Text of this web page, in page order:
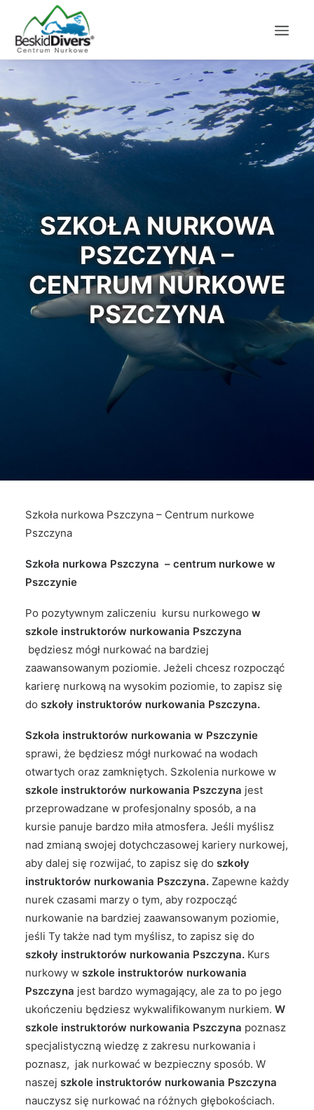
SZKOŁA NURKOWA
PSZCZYNA –
CENTRUM NURKOWE
PSZCZYNA
Szkoła nurkowa Pszczyna – Centrum nurkowe
Pszczyna
Szkoła nurkowa Pszczyna – centrum nurkowe w
Pszczynie
Po pozytywnym zaliczeniu kursu nurkowego w
szkole instruktorów nurkowania Pszczyna
będziesz mógł nurkować na bardziej
zaawansowanym poziomie. Jeżeli chcesz rozpocząć
karierę nurkową na wysokim poziomie, to zapisz się
do szkoły instruktorów nurkowania Pszczyna.
Szkoła instruktorów nurkowania w Pszczynie
sprawi, że będziesz mógł nurkować na wodach
otwartych oraz zamkniętych. Szkolenia nurkowe w
szkole instruktorów nurkowania Pszczyna jest
przeprowadzane w profesjonalny sposób, a na
kursie panuje bardzo miła atmosfera. Jeśli myślisz
nad zmianą swojej dotychczasowej kariery nurkowej,
aby dalej się rozwijać, to zapisz się do szkoły
instruktorów nurkowania Pszczyna. Zapewne każdy
nurek czasami marzy o tym, aby rozpocząć
nurkowanie na bardziej zaawansowanym poziomie,
jeśli Ty także nad tym myślisz, to zapisz się do
szkoły instruktorów nurkowania Pszczyna. Kurs
nurkowy w szkole instruktorów nurkowania
Pszczyna jest bardzo wymagający, ale za to po jego
ukończeniu będziesz wykwalifikowanym nurkiem. W
szkole instruktorów nurkowania Pszczyna poznasz
specjalistyczną wiedzę z zakresu nurkowania i
poznasz, jak nurkować w bezpieczny sposób. W
naszej szkole instruktorów nurkowania Pszczyna
nauczysz się nurkować na różnych głębokościach.